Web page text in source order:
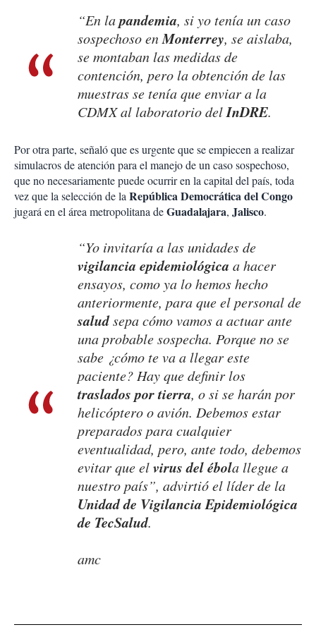
“En lapandemia, si yo tenía un caso
sospechoso enMonterrey, se aislaba,
se montaban las medidas de
contención, pero la obtención de las
muestras se tenía que enviar a la
CDMX al laboratorio delInDRE.
Por otra parte, señaló que es urgente que se empiecen a realizar
simulacros de atención para el manejo de un caso sospechoso,
que no necesariamente puede ocurrir en la capital del país, toda
vez que la selección de la República Democrática del Congo
jugará en el área metropolitana deGuadalajara, Jalisco.
“Yo invitaría a las unidades de
vigilancia epidemiológica a hacer
ensayos, como ya lo hemos hecho
anteriormente, para que el personal de
saludsepa cómo vamos a actuar ante
una probable sospecha. Porque no se
sabe ¿cómo te va a llegar este
paciente? Hay que definir los
traslados por tierra, o si se harán por
helicóptero o avión. Debemos estar
preparados para cualquier
eventualidad, pero, ante todo, debemos
evitar que elvirus del ébola llegue a
nuestro país”, advirtió el líder de la
Unidad de Vigilancia Epidemiológica
de TecSalud.
​amc